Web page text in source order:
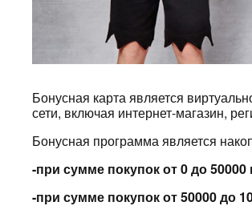
Бонусная карта является
сети, включая интернет-магазин,
Бонусная программа является
-при сумме покупок от 0 до 50000
-при сумме покупок от 50000 до